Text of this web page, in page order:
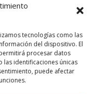
tecnologías como las
del dispositivo. El
procesar datos
identificaciones únicas
puede afectar
y web en este
comente.